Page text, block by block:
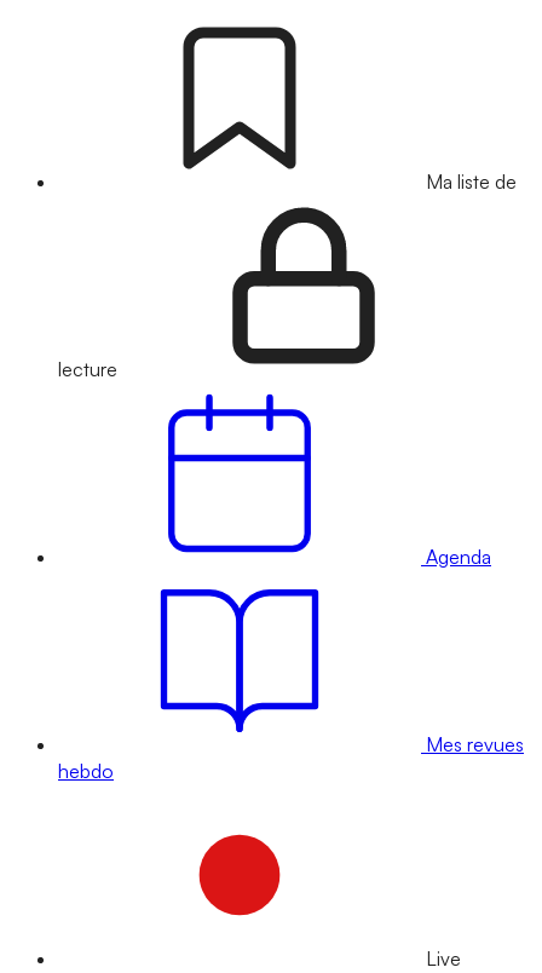
Ma liste de
lecture
Agenda
Mes revues
hebdo
Live